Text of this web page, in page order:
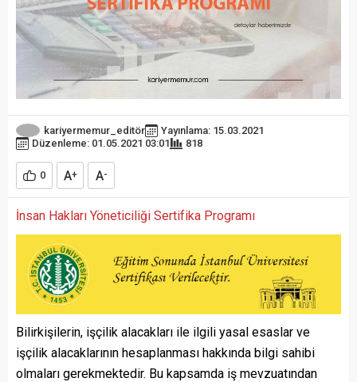
kariyermemur_editör
Yayınlama: 15.03.2021
Düzenleme: 01.05.2021 03:01
818
0 A+ A-
İnsan Hakları Yöneticiliği Sertifika Programı
Bilirkişilerin, işçilik alacakları ile ilgili yasal esaslar ve
işçilik alacaklarının hesaplanması hakkında bilgi sahibi
olmaları gerekmektedir. Bu kapsamda iş mevzuatından